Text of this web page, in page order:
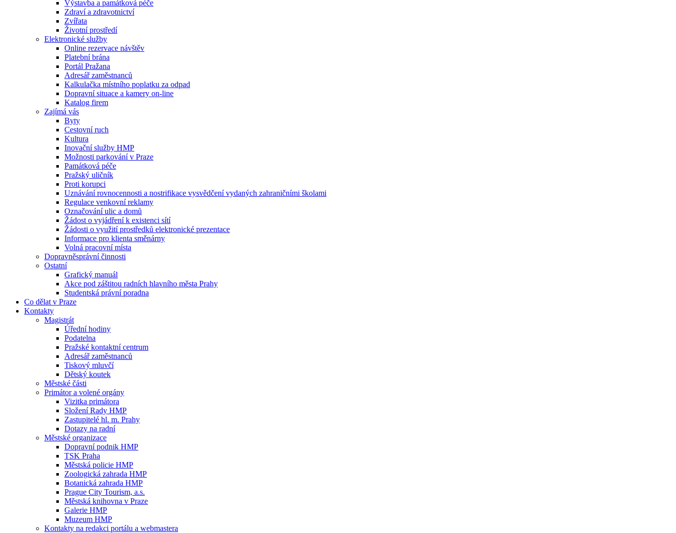
Výstavba a památková péče
Zdraví a zdravotnictví
Zvířata
Životní prostředí
Elektronické služby
Online rezervace návštěv
Platební brána
Portál Pražana
Adresář zaměstnanců
Kalkulačka místního poplatku za odpad
Dopravní situace a kamery on-line
Katalog firem
Zajímá vás
Byty
Cestovní ruch
Kultura
Inovační služby HMP
Možnosti parkování v Praze
Památková péče
Pražský uličník
Proti korupci
Uznávání rovnocennosti a nostrifikace vysvědčení vydaných zahraničními školami
Regulace venkovní reklamy
Označování ulic a domů
Žádost o vyjádření k existenci sítí
Žádosti o využití prostředků elektronické prezentace
Informace pro klienta směnárny
Volná pracovní místa
Dopravněsprávní činnosti
Ostatní
Grafický manuál
Akce pod záštitou radních hlavního města Prahy
Studentská právní poradna
Co dělat v Praze
Kontakty
Magistrát
Úřední hodiny
Podatelna
Pražské kontaktní centrum
Adresář zaměstnanců
Tiskový mluvčí
Dětský koutek
Městské části
Primátor a volené orgány
Vizitka primátora
Složení Rady HMP
Zastupitelé hl. m. Prahy
Dotazy na radní
Městské organizace
Dopravní podnik HMP
TSK Praha
Městská policie HMP
Zoologická zahrada HMP
Botanická zahrada HMP
Prague City Tourism, a.s.
Městská knihovna v Praze
Galerie HMP
Muzeum HMP
Kontakty na redakci portálu a webmastera